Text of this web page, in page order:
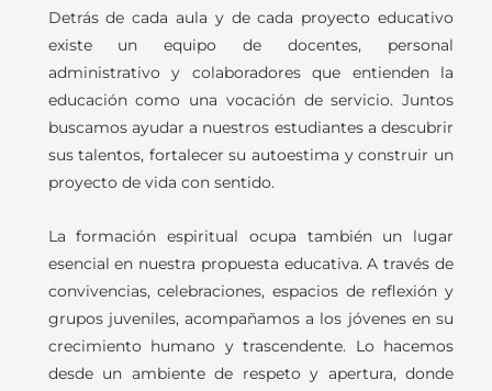
Detrás de cada aula y de cada proyecto educativo
existe un equipo de docentes, personal
administrativo y colaboradores que entienden la
educación como una vocación de servicio. Juntos
buscamos ayudar a nuestros estudiantes a descubrir
sus talentos, fortalecer su autoestima y construir un
proyecto de vida con sentido.
La formación espiritual ocupa también un lugar
esencial en nuestra propuesta educativa. A través de
convivencias, celebraciones, espacios de reflexión y
grupos juveniles, acompañamos a los jóvenes en su
crecimiento humano y trascendente. Lo hacemos
desde un ambiente de respeto y apertura, donde